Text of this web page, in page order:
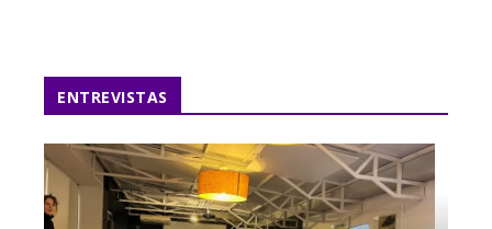
ENTREVISTAS